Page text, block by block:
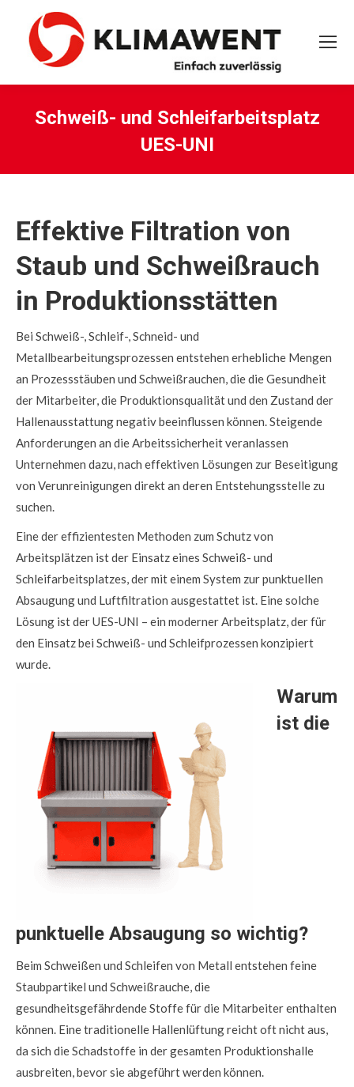
Schweiß- und Schleifarbeitsplatz
UES-UNI
Effektive Filtration von
Staub und Schweißrauch
in Produktionsstätten
Bei Schweiß-, Schleif-, Schneid- und
Metallbearbeitungsprozessen entstehen erhebliche Mengen
an Prozessstäuben und Schweißrauchen, die die Gesundheit
der Mitarbeiter, die Produktionsqualität und den Zustand der
Hallenausstattung negativ beeinflussen können. Steigende
Anforderungen an die Arbeitssicherheit veranlassen
Unternehmen dazu, nach effektiven Lösungen zur Beseitigung
von Verunreinigungen direkt an deren Entstehungsstelle zu
suchen.
Eine der effizientesten Methoden zum Schutz von
Arbeitsplätzen ist der Einsatz eines Schweiß- und
Schleifarbeitsplatzes, der mit einem System zur punktuellen
Absaugung und Luftfiltration ausgestattet ist. Eine solche
Lösung ist der UES-UNI – ein moderner Arbeitsplatz, der für
den Einsatz bei Schweiß- und Schleifprozessen konzipiert
wurde.
Warum
ist die
punktuelle Absaugung so wichtig?
Beim Schweißen und Schleifen von Metall entstehen feine
Staubpartikel und Schweißrauche, die
gesundheitsgefährdende Stoffe für die Mitarbeiter enthalten
können. Eine traditionelle Hallenlüftung reicht oft nicht aus,
da sich die Schadstoffe in der gesamten Produktionshalle
ausbreiten, bevor sie abgeführt werden können.